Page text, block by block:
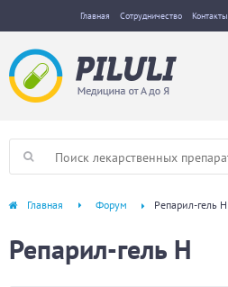
Главная Сотрудничество Контакты
Главная Форум Репарил-гель Н
Репарил-гель Н